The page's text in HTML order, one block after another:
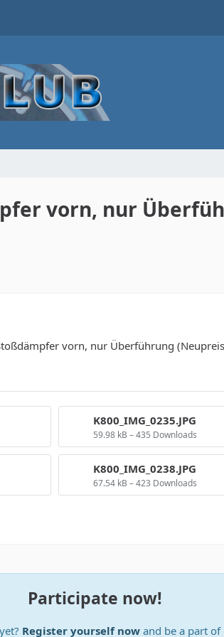
vorn, nur
vorn, nur Überführung
K800_IMG_0235.JPG
59.98 kB – 435 Downloads
K800_IMG_0238.JPG
67.54 kB – 423 Downloads
Participate now!
Register yourself nowand be a part